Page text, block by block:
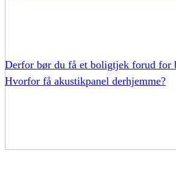
Derfor bør du få et boligtjek forud for
Hvorfor få akustikpanel derhjemme?